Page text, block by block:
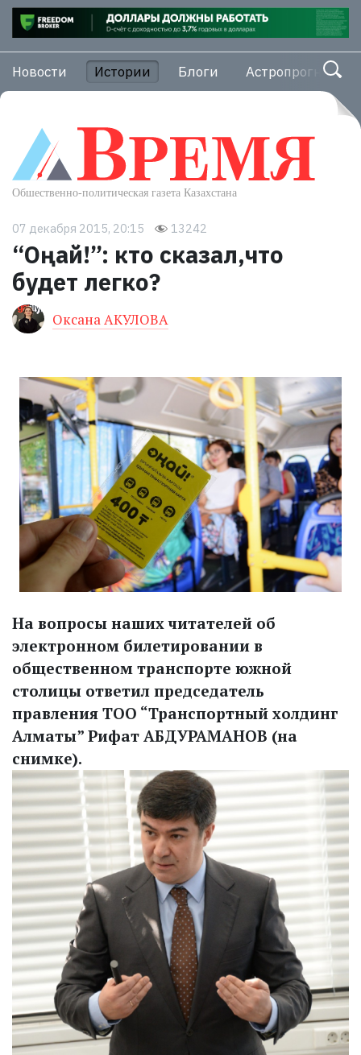
Новости Истории Блоги Астропрогноз
07 декабря 2015, 20:15 13242
“Оңай!”: кто сказал,что
будет легко?
Оксана АКУЛОВА
На вопросы наших читателей об
электронном билетировании в
общественном транспорте южной
столицы ответил председатель
правления ТОО “Транспортный холдинг
Алматы” Рифат АБДУРАМАНОВ (на
снимке).